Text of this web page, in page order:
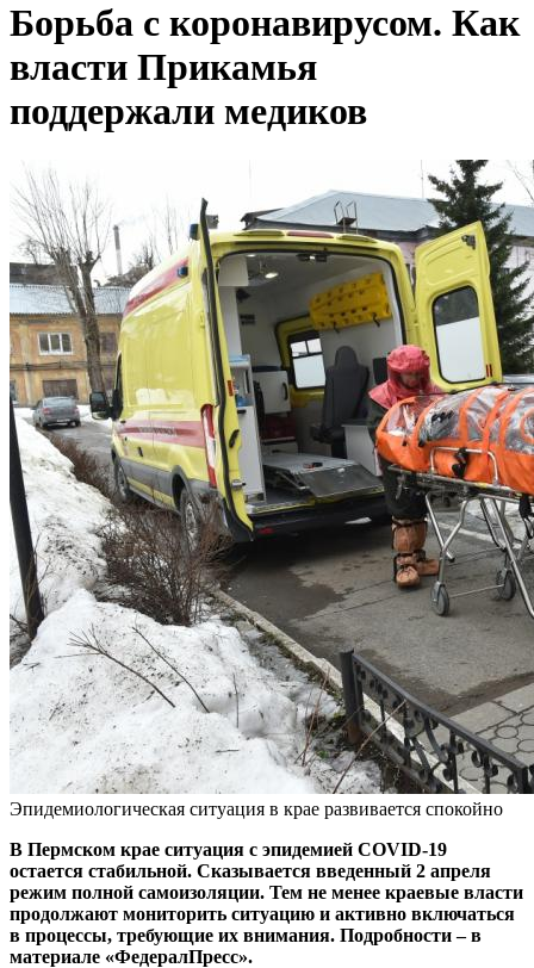
Борьба с коронавирусом. Как
власти Прикамья
поддержали медиков
Эпидемиологическая ситуация в крае развивается спокойно
В Пермском крае ситуация с эпидемией COVID-19
остается стабильной. Сказывается введенный 2 апреля
режим полной самоизоляции. Тем не менее краевые власти
продолжают мониторить ситуацию и активно включаться
в процессы, требующие их внимания. Подробности – в
материале «ФедералПресс».